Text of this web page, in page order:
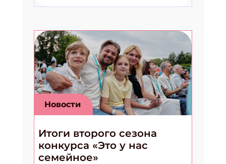
Новости
Итоги второго сезона
конкурса «Это у нас
семейное»